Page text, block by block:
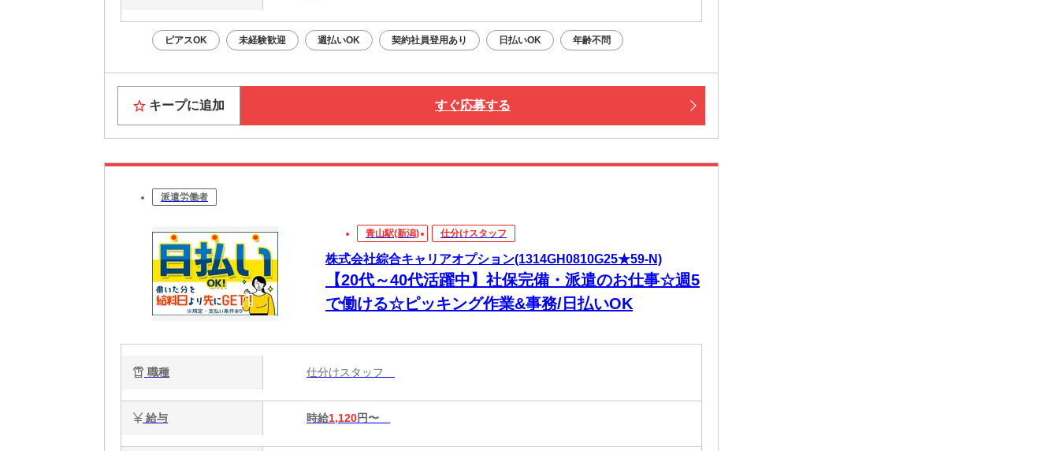
・WEB応募：24時間いつでもOK
Web面接・電話面接・対面面接から、ご希望の方法を選べます◎
ピアスOK 未経験歓迎 週払いOK 契約社員登用あり 日払いOK 年齢不問
キープに追加 すぐ応募する
派遣労働者
青山駅(新潟) 仕分けスタッフ
株式会社綜合キャリアオプション(1314GH0810G25★59-N)
【20代～40代活躍中】社保完備・派遣のお仕事☆週5
で働ける☆ピッキング作業&事務/日払いOK
職種 仕分けスタッフ
給与 時給1,120円〜